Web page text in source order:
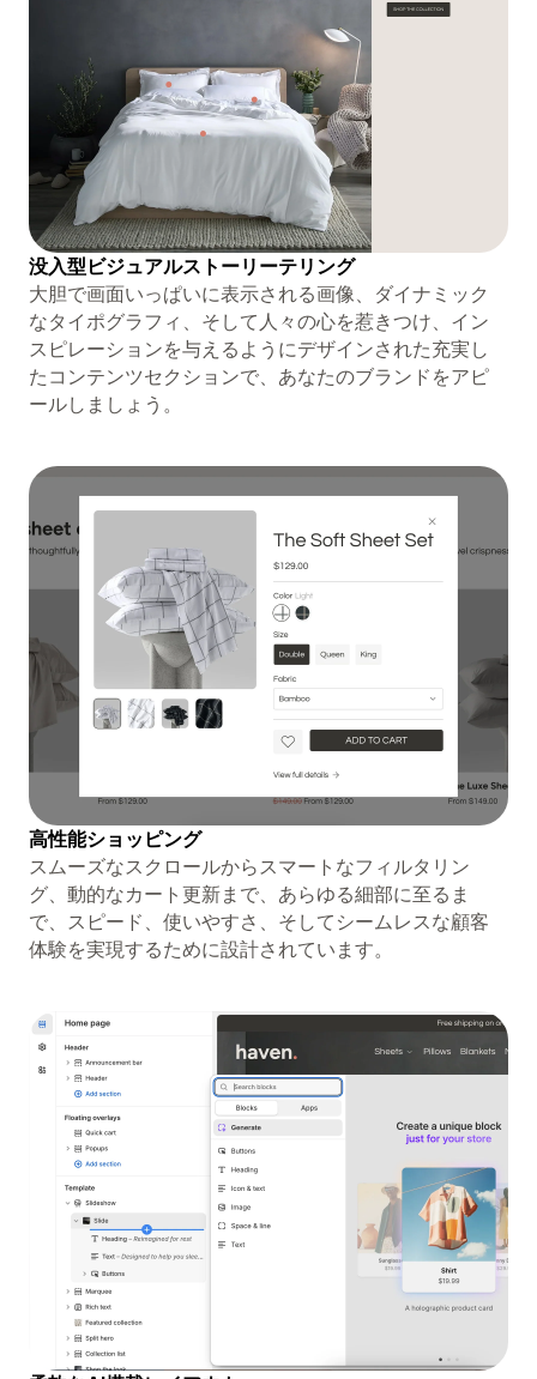
没入型ビジュアルストーリーテリング
大胆で画面いっぱいに表示される画像、ダイナミック
なタイポグラフィ、そして人々の心を惹きつけ、イン
スピレーションを与えるようにデザインされた充実し
たコンテンツセクションで、あなたのブランドをアピ
ールしましょう。
高性能ショッピング
スムーズなスクロールからスマートなフィルタリン
グ、動的なカート更新まで、あらゆる細部に至るま
で、スピード、使いやすさ、そしてシームレスな顧客
体験を実現するために設計されています。